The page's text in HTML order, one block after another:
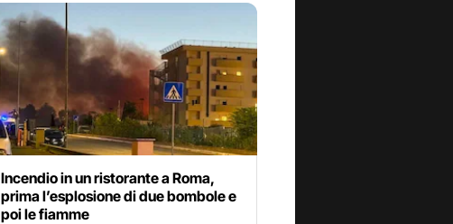
Incendio in un ristorante a Roma,
prima l’esplosione di due bombole e
poi le fiamme